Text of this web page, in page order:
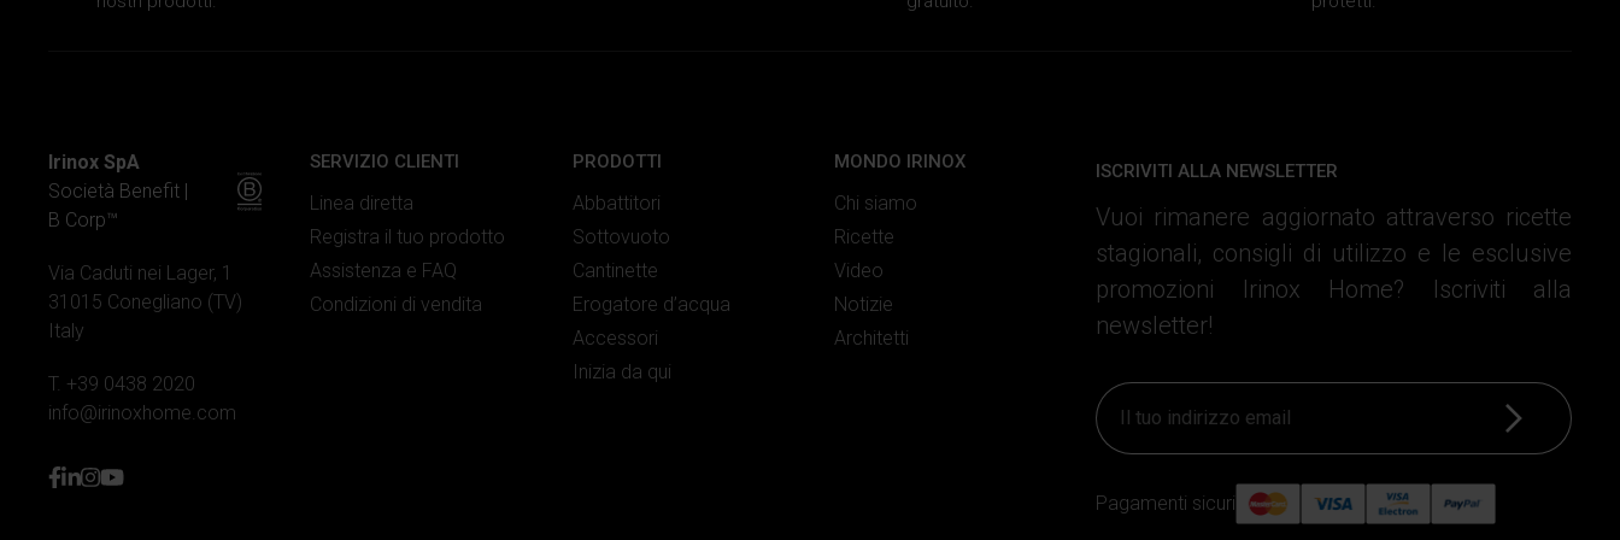
Irinox SpA
Società Benefit |
B Corp™
Via Caduti nei Lager, 1
31015 Conegliano (TV)
Italy
T. +39 0438 2020
info@irinoxhome.com
facebook
linkedin
instagram
youtube
SERVIZIO CLIENTI
Linea diretta
Registra il tuo prodotto
Assistenza e FAQ
Condizioni di vendita
PRODOTTI
Abbattitori
Sottovuoto
Cantinette
Erogatore d’acqua
Accessori
Inizia da qui
MONDO IRINOX
Chi siamo
Ricette
Video
Notizie
Architetti
ISCRIVITI ALLA NEWSLETTER
Vuoi rimanere aggiornato attraverso ricette
stagionali, consigli di utilizzo e le esclusive
promozioni Irinox Home? Iscriviti alla
newsletter!
Iscriviti
Pagamenti sicuri